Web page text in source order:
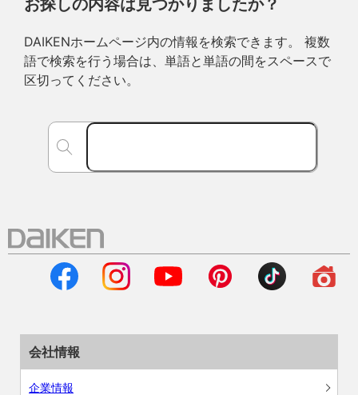
DAIKENホームページ内の情報を検索できます。 複数
語で検索を行う場合は、単語と単語の間をスペースで
区切ってください。
会社情報
企業情報